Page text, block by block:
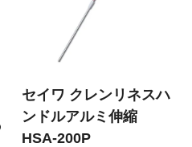
セイワ クレンリネスハ
ンドルアルミ伸縮
HSA-200P